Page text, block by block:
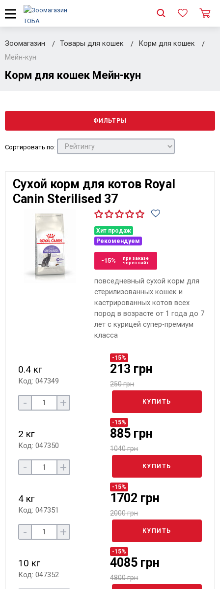
Зоомагазин Товары для кошек
Корм для кошек
Мейн-кун
Корм для кошек Мейн-кун
ФИЛЬТРЫ
Сортировать по:
Сухой корм для котов Royal
Canin Sterilised 37
Хит продаж
Рекомендуем
-15%
при заказе
через сайт
повседневный сухой корм для
стерилизованных кошек и
кастрированных котов всех
пород в возрасте от 1 года до 7
лет с курицей супер-премиум
класса
0.4 кг
Код: 047349
-15%
213 грн
250 грн
- + КУПИТЬ
2 кг
Код: 047350
-15%
885 грн
1040 грн
- + КУПИТЬ
4 кг
Код: 047351
-15%
1702 грн
2000 грн
- + КУПИТЬ
10 кг
Код: 047352
-15%
4085 грн
4800 грн